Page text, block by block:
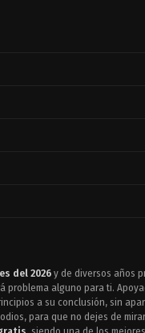
del 2026y de diversos años
problema alguno para ti.
a su conclusión, sin
para que no dejes de